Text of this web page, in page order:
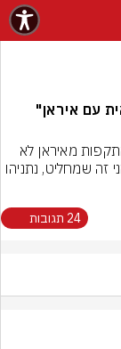
עם איראן"
24 תגובות